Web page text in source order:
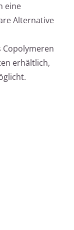
eine
Alternative
Copolymeren
erhältlich,